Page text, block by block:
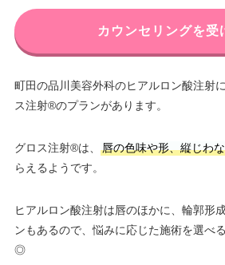
カウンセリングを受
町田の品川美容外科のヒアルロン酸注射
ス注射®のプランがあります。
グロス注射®は、 唇の色味や形、縦じわ
らえるようです。
ヒアルロン酸注射は唇のほかに、輪郭形
ンもあるので、悩みに応じた施術を選べ
◎